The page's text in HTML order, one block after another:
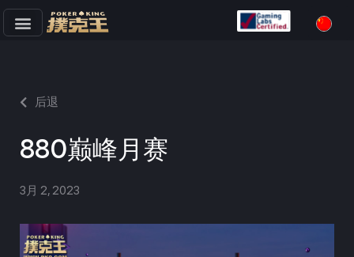
文
后退
880巅峰月赛
3月 2, 2023